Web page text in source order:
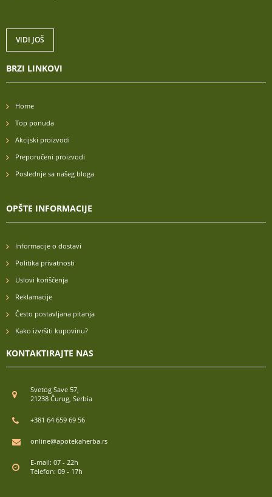
VIDI JOŠ
BRZI LINKOVI
Home
Top ponuda
Akcijski proizvodi
Preporučeni proizvodi
Poslednje sa našeg bloga
OPŠTE INFORMACIJE
Informacije o dostavi
Politika privatnosti
Uslovi korišćenja
Reklamacije
Često postavljana pitanja
Kako izvršiti kupovinu?
KONTAKTIRAJTE NAS
Svetog Save 57,
21238 Čurug, Serbia
+381 64 659 69 56
online@apotekaherba.rs
E-mail: 07 - 22h
Telefon: 09 - 17h